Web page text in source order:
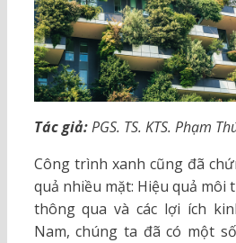
Tác giả:PGS. TS. KTS. Phạm
Công trình xanh cũng đã
quả nhiều mặt: Hiệu quả môi
thông qua và các lợi ích
Nam, chúng ta đã có một